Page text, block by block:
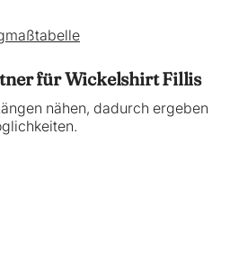
für Wickelshirt Fillis
nähen, dadurch ergeben